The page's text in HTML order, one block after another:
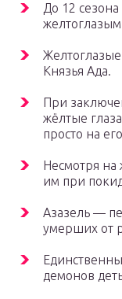
До 12
Князья Ада.
При
жёлтые
просто на
Несмотря на
им при
Азазель —
умерших от
демонов